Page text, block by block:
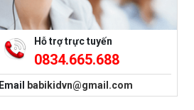
Hỗ trợ trực tuyến
0834.665.688
Email babikidvn@gmail.com
550.000 ₫
Xe máy điện trẻ
em vecpa XW02
950.000 ₫
1.250.000 ₫